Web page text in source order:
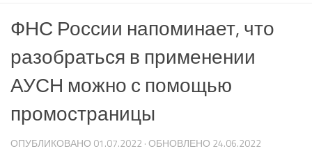
ФНС России напоминает, что
разобраться в применении
АУСН можно с помощью
промостраницы
ОПУБЛИКОВАНО 01.07.2022 · ОБНОВЛЕНО 24.06.2022